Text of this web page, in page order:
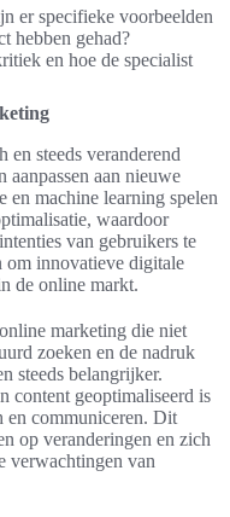
er specifieke voorbeelden
hebben gehad?
en hoe de specialist
en steeds veranderend
aan nieuwe
machine learning spelen
waardoor
van gebruikers te
innovatieve digitale
de online markt.
marketing die niet
zoeken en de nadruk
steeds belangrijker.
content geoptimaliseerd is
en communiceren. Dit
op veranderingen en zich
verwachtingen van